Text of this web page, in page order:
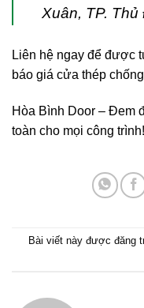
Xuân, TP. Thủ
Liên hệ ngay để được
báo giá cửa thép
Hòa Bình Door – Đem
toàn cho mọi công trình!
Bài viết này được đăng